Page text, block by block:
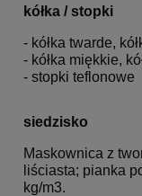
kółka / stopki
- kółka twarde,
- kółka miękkie,
- stopki teflonowe
siedzisko
Maskownica z
liściasta; pianka
kg/m3.